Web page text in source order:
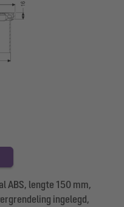
ABS, lengte 150 mm,
ingelegd,